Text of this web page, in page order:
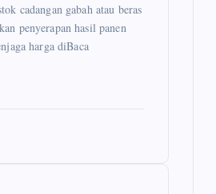
cadangan gabah atau beras
penyerapan hasil panen
harga diBaca